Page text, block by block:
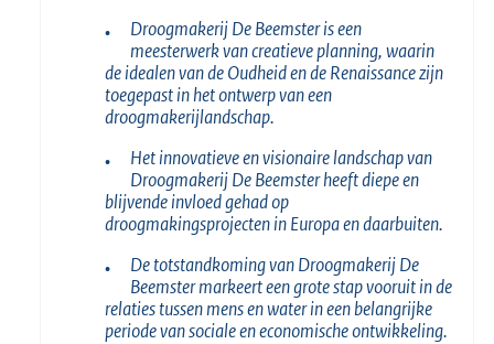
•
Droogmakerij De Beemster is een
meesterwerk van creatieve planning, waarin
de idealen van de Oudheid en de Renaissance zijn
toegepast in het ontwerp van een
droogmakerijlandschap.
•
Het innovatieve en visionaire landschap van
Droogmakerij De Beemster heeft diepe en
blijvende invloed gehad op
droogmakingsprojecten in Europa en daarbuiten.
•
De totstandkoming van Droogmakerij De
Beemster markeert een grote stap vooruit in de
relaties tussen mens en water in een belangrijke
periode van sociale en economische ontwikkeling.